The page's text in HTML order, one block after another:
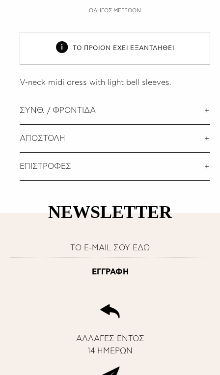
ΟΔΗΓΟΣ ΜΕΓΕΘΩΝ
ΤΟ ΠΡΟΙΟΝ ΕΧΕΙ ΕΞΑΝΤΛΗΘΕΙ
V-neck midi dress with light bell sleeves.
ΣΥΝΘ. / ΦΡΟΝΤΙΔΑ
ΑΠΟΣΤΟΛΗ
ΕΠΙΣΤΡΟΦΕΣ
NEWSLETTER
ΑΛΛΑΓΕΣ ΕΝΤΟΣ
14 ΗΜΕΡΩΝ